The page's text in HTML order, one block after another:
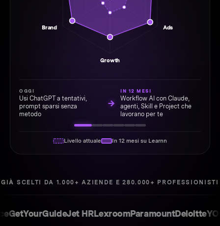
Ads
Growth
Brand
OGGI
Usi ChatGPT a tentativi,
prompt sparsi senza
metodo
→
IN 12 MESI
Workflow AI con Claude,
agenti, Skill e Project che
lavorano per te
Livello attuale In 12 mesi su Learnn
GIÀ SCELTI DA 1.000+ AZIENDE E 280.000+ PROFESSIONISTI
Jet HRLexroomParamountDeloitteYOOX